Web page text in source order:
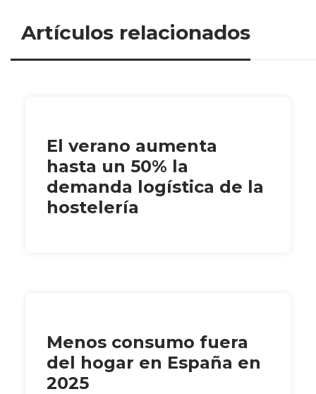
Artículos relacionados
El verano aumenta
hasta un 50% la
demanda logística de la
hostelería
Menos consumo fuera
del hogar en España en
2025